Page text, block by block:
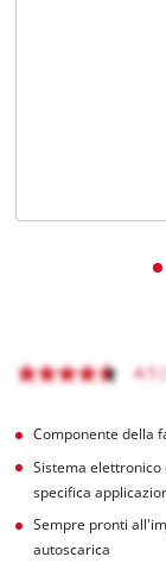
Componente della
Sistema
specifica
Sempre pronti
autoscarica